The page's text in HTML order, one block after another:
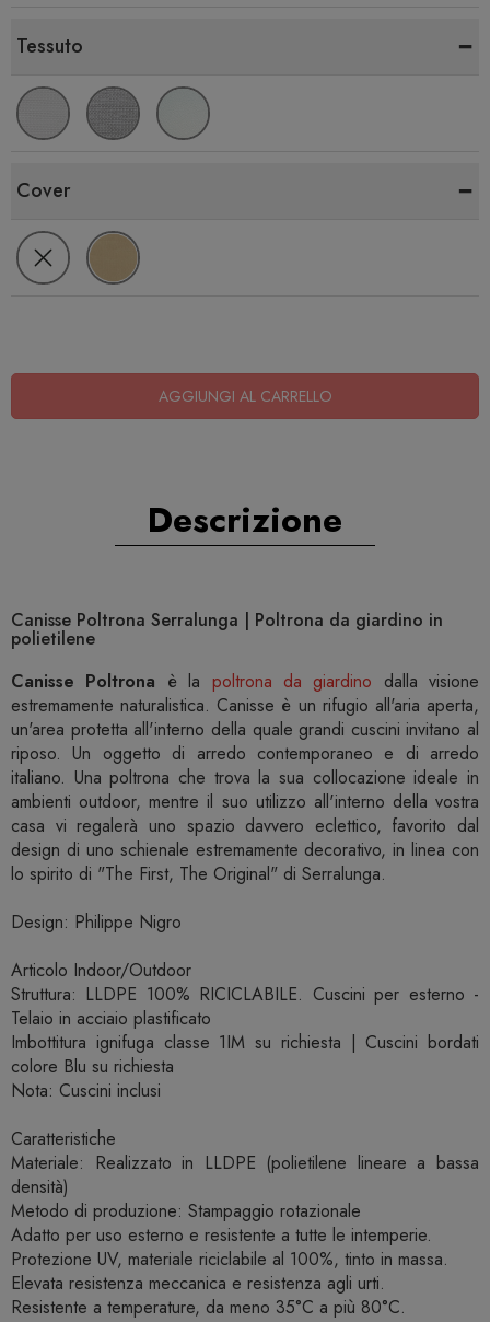
Tessuto -
Cover -
AGGIUNGI AL CARRELLO
Descrizione
Canisse Poltrona Serralunga | Poltrona da giardino in
polietilene
Canisse Poltrona è la poltrona da giardino dalla visione
estremamente naturalistica. Canisse è un rifugio all'aria aperta,
un'area protetta all'interno della quale grandi cuscini invitano al
riposo. Un oggetto di arredo contemporaneo e di arredo
italiano. Una poltrona che trova la sua collocazione ideale in
ambienti outdoor, mentre il suo utilizzo all'interno della vostra
casa vi regalerà uno spazio davvero eclettico, favorito dal
design di uno schienale estremamente decorativo, in linea con
lo spirito di "The First, The Original" di Serralunga.
Design: Philippe Nigro
Articolo Indoor/Outdoor
Struttura: LLDPE 100% RICICLABILE. Cuscini per esterno -
Telaio in acciaio plastificato
Imbottitura ignifuga classe 1IM su richiesta | Cuscini bordati
colore Blu su richiesta
Nota: Cuscini inclusi
Caratteristiche
Materiale: Realizzato in LLDPE (polietilene lineare a bassa
densità)
Metodo di produzione: Stampaggio rotazionale
Adatto per uso esterno e resistente a tutte le intemperie.
Protezione UV, materiale riciclabile al 100%, tinto in massa.
Elevata resistenza meccanica e resistenza agli urti.
Resistente a temperature, da meno 35°C a più 80°C.